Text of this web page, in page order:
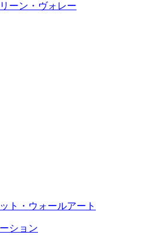
ーン・ヴォレー
ト・ウォールアート
ション